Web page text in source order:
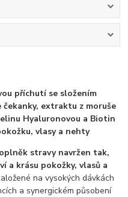
příchutí se složením
extraktu z moruše
Hyaluronovou a Biotin
vlasy a nehty
stravy navržen tak,
a krásu pokožky, vlasů a
na vysokých dávkách
a synergickém působení